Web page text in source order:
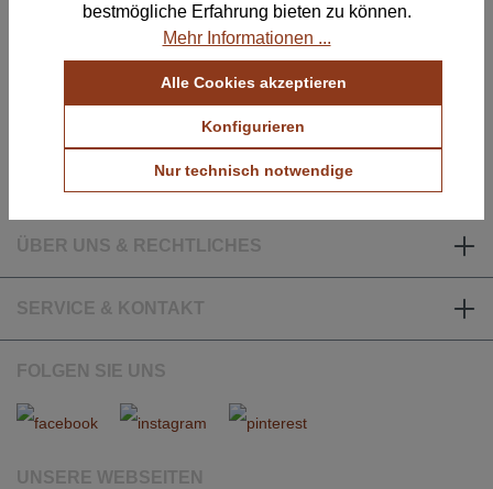
E-Mail: info@notoria.de
Telefon: +49 (0) 30 / 3450 5420
Mo. - Fr. 8.00 - 15.30 Uhr
ÜBER UNS & RECHTLICHES
SERVICE & KONTAKT
FOLGEN SIE UNS
UNSERE WEBSEITEN
bestmögliche Erfahrung bieten zu können.
Mehr Informationen ...
Nur technisch notwendige
Konfigurieren
Alle Cookies akzeptieren